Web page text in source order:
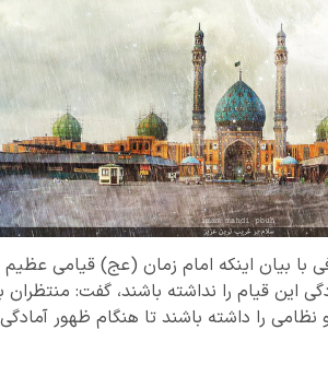
با بیان اینکه امام زمان (عج) قیامی عظیم
این قیام را نداشته باشند، گفت: منتظران
نظامی را داشته باشند تا هنگام ظهور